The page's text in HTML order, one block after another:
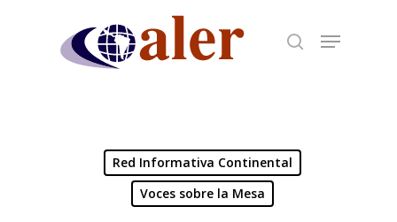
Red Informativa Continental
Voces sobre la Mesa